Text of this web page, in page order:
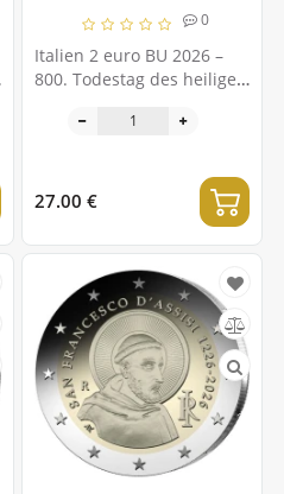
0
Italien 2 euro BU 2026 –
800. Todestag des heiligen
27.00 €